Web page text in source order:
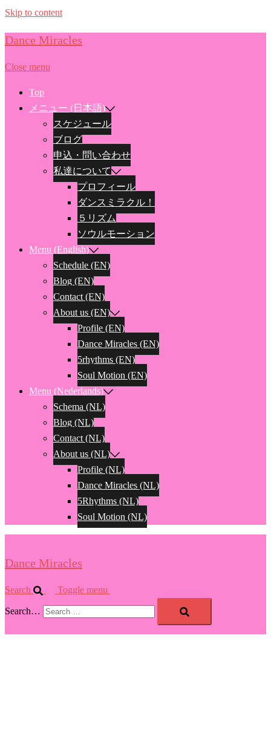
Skip to content
Dance Miracles
Close menu
Top
メニュー (日本語)
スケジュール
ブログ
申込・問い合わせ
私達について
プロフィール
ダンスミラクル！
５リズム
ソウルモーション
Menu (English)
Schedule (EN)
Blog (EN)
Contact (EN)
About us (EN)
Profile (EN)
Dance Miracles (EN)
5rhythms (EN)
Soul Motion (EN)
Menu (Nederlands)
Schema (NL)
Blog (NL)
Contact (NL)
About us (NL)
Profile (NL)
Dance Miracles (NL)
5Rhythms (NL)
Soul Motion (NL)
Dance Miracles
Search Toggle menu
Search…